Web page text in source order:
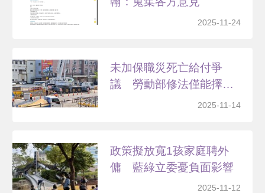
2025-11-24
未加保職災死亡給付爭
議 勞動部修法僅能擇一
2025-11-14
政策擬放寬1孩家庭聘外
傭 藍綠立委憂負面影響
2025-11-12